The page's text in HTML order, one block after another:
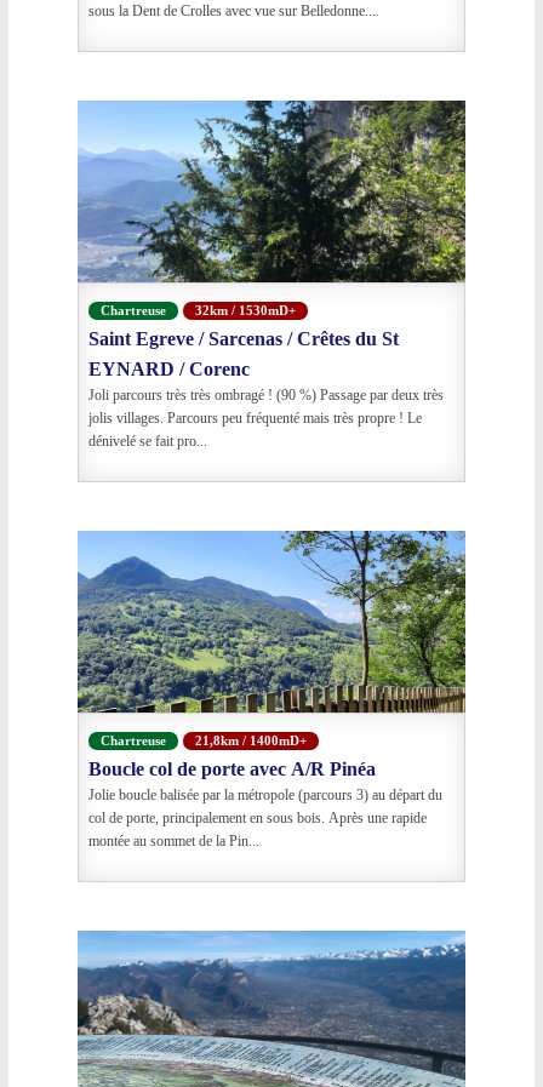
sous la Dent de Crolles avec vue sur Belledonne....
Chartreuse 32km / 1530mD+
Saint Egreve / Sarcenas / Crêtes du St
EYNARD / Corenc
Joli parcours très très ombragé ! (90 %) Passage par deux très
jolis villages. Parcours peu fréquenté mais très propre ! Le
dénivelé se fait pro...
Chartreuse 21,8km / 1400mD+
Boucle col de porte avec A/R Pinéa
Jolie boucle balisée par la métropole (parcours 3) au départ du
col de porte, principalement en sous bois. Après une rapide
montée au sommet de la Pin...